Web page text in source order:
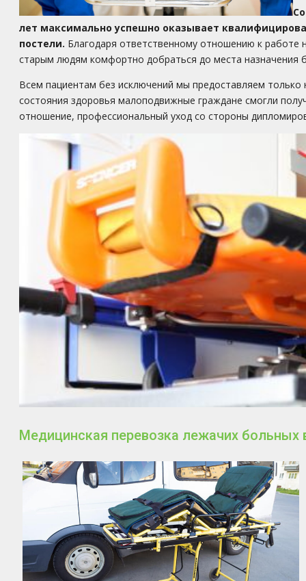
лет максимально успешно оказывает
постели. Благодаря ответственному отношению к работе
старым людям комфортно добраться до места назначения
Всем пациентам без исключений мы предоставляем
состояния здоровья малоподвижные граждане смогли
отношение, профессиональный уход со стороны
Медицинская перевозка лежачих